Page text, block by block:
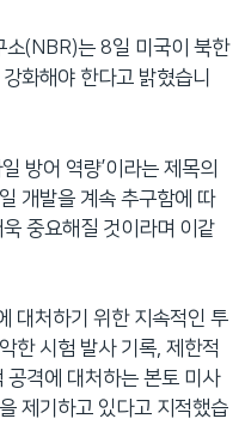
소(NBR)는 8일 미국이 북한
화해야 한다고 밝혔습니
방어 역량’이라는 제목의
개발을 계속 추구함에 따
중요해질 것이라며 이같
대처하기 위한 지속적인 투
한 시험 발사 기록, 제한적
공격에 대처하는 본토 미사
제기하고 있다고 지적했습